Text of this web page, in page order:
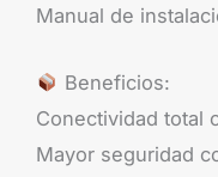
Manual de
Beneficios:
Conectividad total
Mayor seguridad